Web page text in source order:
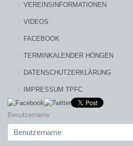
VEREINSINFORMATIONEN
VIDEOS
FACEBOOK
TERMINKALENDER HÖNGEN
DATENSCHUTZERKLÄRUNG
IMPRESSUM TPFC
Benutzername